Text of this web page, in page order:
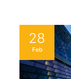
28
Feb